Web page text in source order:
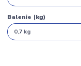
Balenie (kg)